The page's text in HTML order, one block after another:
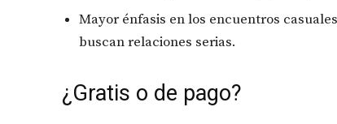
Mayor énfasis en los encuentros
buscan relaciones serias.
¿Gratis o de pago?